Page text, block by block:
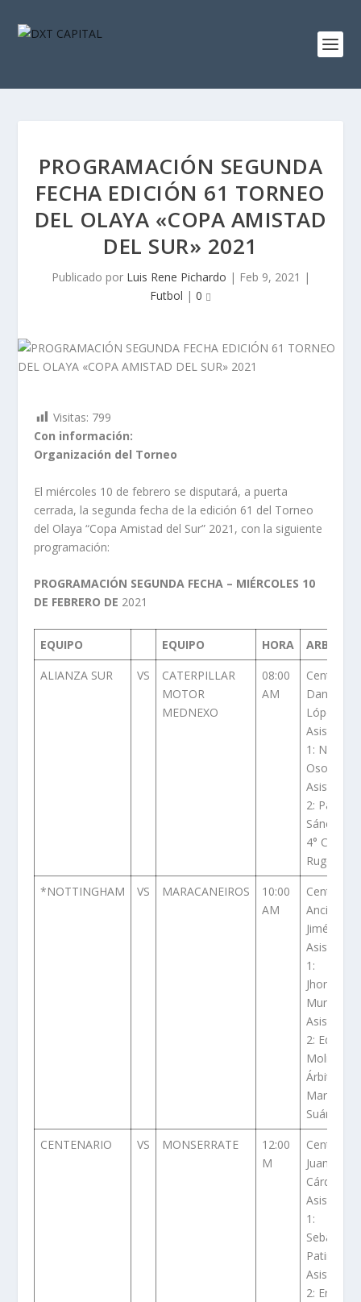
PROGRAMACIÓN SEGUNDA
FECHA EDICIÓN 61 TORNEO
DEL OLAYA «COPA AMISTAD
DEL SUR» 2021
Publicado por Luis Rene Pichardo | Feb 9, 2021 |
Futbol | 0
Visitas: 799
Con información:
Organización del Torneo
El miércoles 10 de febrero se disputará, a puerta
cerrada, la segunda fecha de la edición 61 del Torneo
del Olaya “Copa Amistad del Sur” 2021, con la siguiente
programación:
PROGRAMACIÓN SEGUNDA FECHA – MIÉRCOLES 10
DE FEBRERO DE 2021
EQUIPO EQUIPO HORA
ALIANZA SUR
VS
CATERPILLAR
MOTOR
MEDNEXO
08:00
AM
Central:
Daniel
López
Asistente
1: Nicolás
Osorio
Asistente
2: Paola
Sánchez
4° Cristian
Ruge
*NOTTINGHAM
VS MARACANEIROS
10:00
AM
Central:
Ancizar
Jiménez
Asistente
1:
Jhonathan
Murillo
Asistente
2: Edward
Molina 4°
Árbitro:
Marcela
Suárez
CENTENARIO
VS MONSERRATE
12:00
M
Central
Juan
Cárdenas
Asistente
1:
Sebastián
Patiño
Asistente
2: Eric